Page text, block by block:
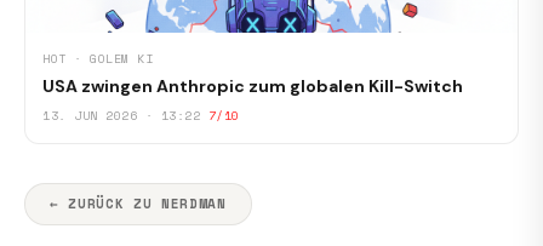
HOT · GOLEM KI
USA zwingen Anthropic zum globalen Kill-Switch
13. JUN 2026 · 13:22 7/10
← ZURÜCK ZU NERDMAN